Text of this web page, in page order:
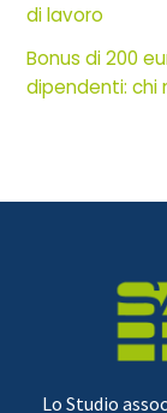
di lavoro
Bonus di 200
dipendenti: chi
Lo Studio